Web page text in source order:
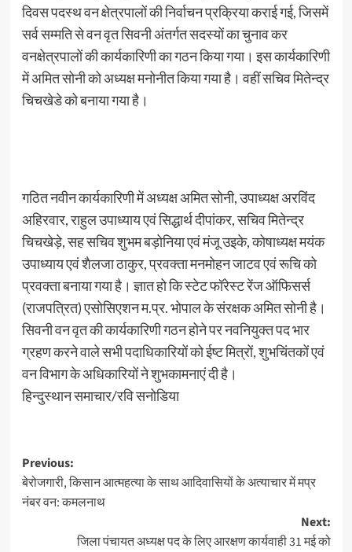
दिवस पदस्थ वन क्षेत्रपालों की निर्वाचन प्रक्रिया कराई गई, जिसमें
सर्व सम्मति से वन वृत सिवनी अंतर्गत सदस्यों का चुनाव कर
वनक्षेत्रपालों की कार्यकारिणी का गठन किया गया। इस कार्यकारिणी
में अमित सोनी को अध्यक्ष मनोनीत किया गया है। वहीं सचिव मितेन्द्र
चिचखेडे को बनाया गया है।
गठित नवीन कार्यकारिणी में अध्यक्ष अमित सोनी, उपाध्यक्ष अरविंद
अहिरवार, राहुल उपाध्याय एवं सिद्धार्थ दीपांकर, सचिव मितेन्द्र
चिचखेड़े, सह सचिव शुभम बड़ोनिया एवं मंजू उइके, कोषाध्यक्ष मयंक
उपाध्याय एवं शैलजा ठाकुर, प्रवक्ता मनमोहन जाटव एवं रूचि को
प्रवक्ता बनाया गया है। ज्ञात हो कि स्टेट फॉरेस्ट रेंज ऑफिसर्स
(राजपत्रित) एसोसिएशन म.प्र. भोपाल के संरक्षक अमित सोनी है।
सिवनी वन वृत की कार्यकारिणी गठन होने पर नवनियुक्त पद भार
ग्रहण करने वाले सभी पदाधिकारियों को ईष्ट मित्रों, शुभचिंतकों एवं
वन विभाग के अधिकारियों ने शुभकामनाएं दी है।
हिन्दुस्थान समाचार/रवि सनोडिया
Post
navigation
Previous:
बेरोजगारी, किसान आत्महत्या के साथ आदिवासियों के अत्याचार में मप्र
नंबर वन: कमलनाथ
Next:
जिला पंचायत अध्यक्ष पद के लिए आरक्षण कार्यवाही 31 मई को